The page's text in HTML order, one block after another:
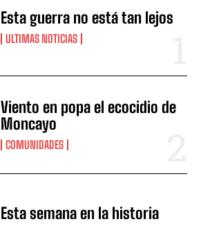
Esta guerra no está tan lejos
ULTIMAS NOTICIAS
Viento en popa el ecocidio de
Moncayo
COMUNIDADES
Esta semana en la historia